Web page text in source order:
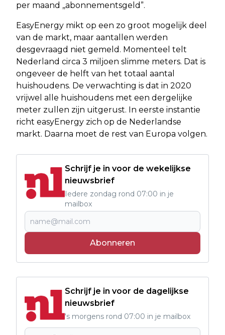
per maand ,,abonnementsgeld”.
EasyEnergy mikt op een zo groot mogelijk deel
van de markt, maar aantallen werden
desgevraagd niet gemeld. Momenteel telt
Nederland circa 3 miljoen slimme meters. Dat is
ongeveer de helft van het totaal aantal
huishoudens. De verwachting is dat in 2020
vrijwel alle huishoudens met een dergelijke
meter zullen zijn uitgerust. In eerste instantie
richt easyEnergy zich op de Nederlandse
markt. Daarna moet de rest van Europa volgen.
Schrijf je in voor de wekelijkse
nieuwsbrief
Iedere zondag rond 07:00 in je
mailbox
Abonneren
Schrijf je in voor de dagelijkse
nieuwsbrief
's morgens rond 07:00 in je mailbox